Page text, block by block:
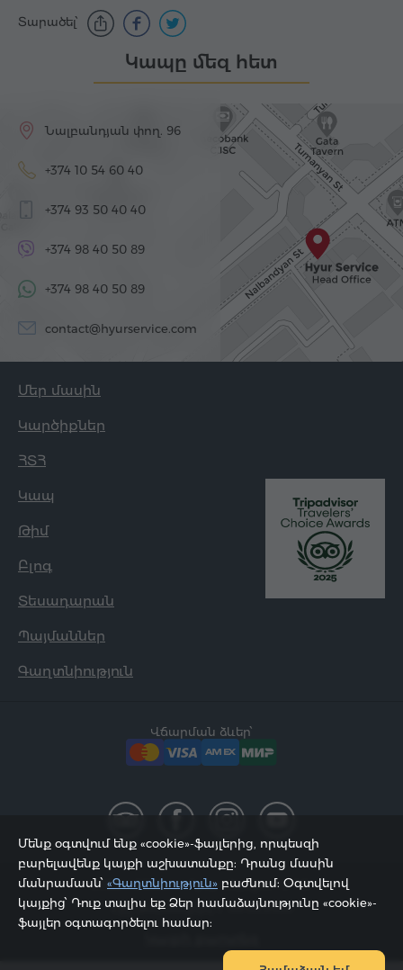
Տարածել՝
Կապը մեզ հետ
Նալբանդյան փող. 96
+374 10 54 60 40
+374 93 50 40 40
+374 98 40 50 89
+374 98 40 50 89
contact@hyurservice.com
Մեր մասին
Կարծիքներ
ՀՏՀ
Կապ
Թիմ
Բլոգ
Տեսադարան
Պայմաններ
Գաղտնիություն
Վճարման ձևեր՝
2002 - 2026, © «Հյուր Սերվիս» ՍՊԸ;
Էջը թարմացվել է 08.08.2026
Մենք օգտվում ենք «cookie»-ֆայլերից, որպեսզի
բարելավենք կայքի աշխատանքը: Դրանց մասին
մանրամասն՝ «Գաղտնիություն» բաժնում: Օգտվելով
կայքից՝ Դուք տալիս եք Ձեր համաձայնությունը «cookie»-
ֆայլեր օգտագործելու համար: